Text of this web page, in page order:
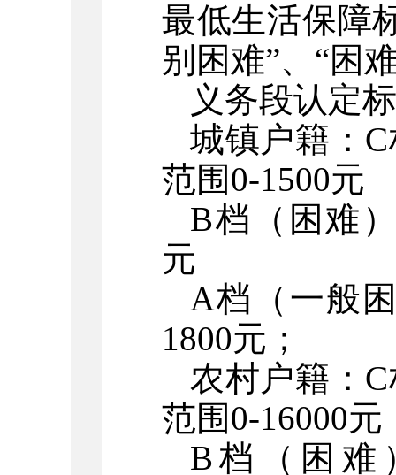
最低生活保障
别困难”、“困
义务段认定
城镇户籍：
范围0-1500元
B档（困难
元
A档（一般
1800元；
农村户籍：
范围0-16000元
B档（困难